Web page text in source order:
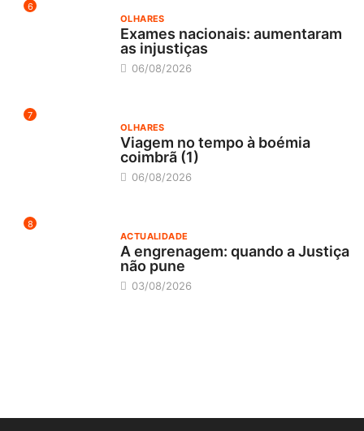
6
OLHARES
Exames nacionais: aumentaram
as injustiças
06/08/2026
7
OLHARES
Viagem no tempo à boémia
coimbrã (1)
06/08/2026
8
ACTUALIDADE
A engrenagem: quando a Justiça
não pune
03/08/2026